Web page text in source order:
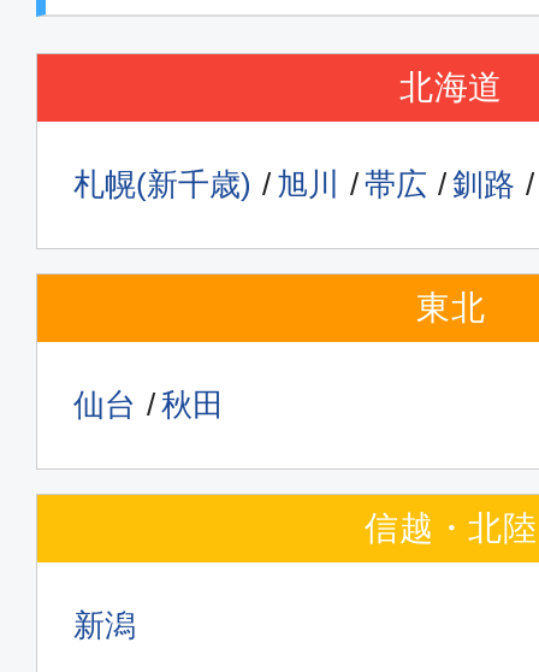
北海道
札幌(新千歳) 旭川 帯広 釧路
東北
仙台 秋田
信越・北陸
新潟